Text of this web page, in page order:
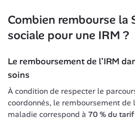
Combien rembourse la
sociale pour une IRM ?
Le remboursement de l’IRM
soins
À condition de respecter le
coordonnés, le remboursement de
maladie correspond à 70 % du